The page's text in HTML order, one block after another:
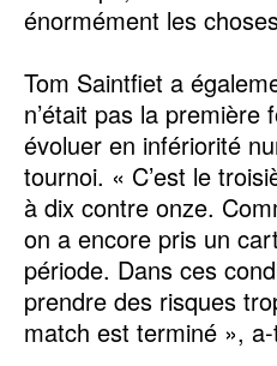
énormément les
Tom Saintfiet a
n’était pas la première
évoluer en infériorité
tournoi. « C’est le
à dix contre onze.
on a encore pris un
période. Dans ces
prendre des risques
match est terminé »,